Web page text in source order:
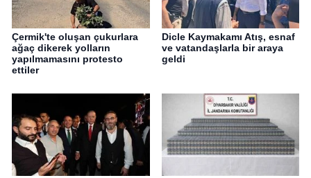
Çermik'te oluşan çukurlara
ağaç dikerek yolların
yapılmamasını protesto
ettiler
Dicle Kaymakamı Atış, esnaf
ve vatandaşlarla bir araya
geldi